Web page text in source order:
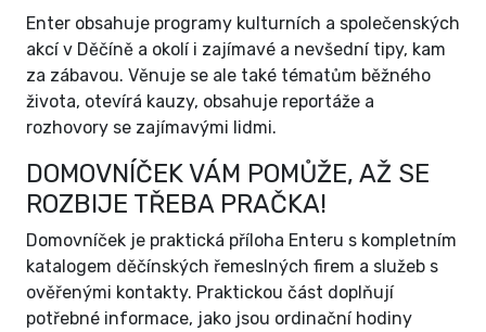
Enter obsahuje programy kulturních a společenských
akcí v Děčíně a okolí i zajímavé a nevšední tipy, kam
za zábavou. Věnuje se ale také tématům běžného
života, otevírá kauzy, obsahuje reportáže a
rozhovory se zajímavými lidmi.
DOMOVNÍČEK VÁM POMŮŽE, AŽ SE
ROZBIJE TŘEBA PRAČKA!
Domovníček je praktická příloha Enteru s kompletním
katalogem děčínských řemeslných firem a služeb s
ověřenými kontakty. Praktickou část doplňují
potřebné informace, jako jsou ordinační hodiny